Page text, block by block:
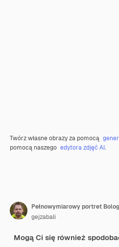
Twórz własne obrazy za pomocą
pomocą naszego edytora zdjęć AI.
Pełnowymiarowy portret
gejzabali
Mogą Ci się również